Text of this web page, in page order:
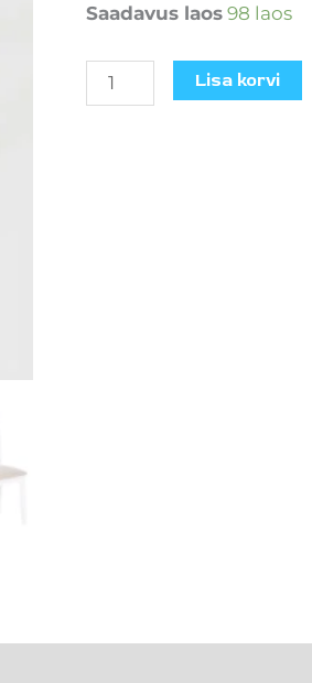
Saadavus laos 98 laos
Lisa korvi